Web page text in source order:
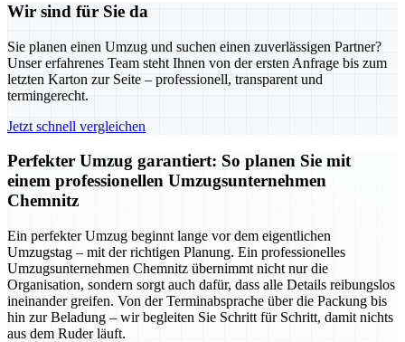
Wir sind für Sie da
Sie planen einen Umzug und suchen einen zuverlässigen Partner?
Unser erfahrenes Team steht Ihnen von der ersten Anfrage bis zum
letzten Karton zur Seite – professionell, transparent und
termingerecht.
Jetzt schnell vergleichen
Perfekter Umzug garantiert: So planen Sie mit
einem professionellen Umzugsunternehmen
Chemnitz
Ein perfekter Umzug beginnt lange vor dem eigentlichen
Umzugstag – mit der richtigen Planung. Ein professionelles
Umzugsunternehmen Chemnitz übernimmt nicht nur die
Organisation, sondern sorgt auch dafür, dass alle Details reibungslos
ineinander greifen. Von der Terminabsprache über die Packung bis
hin zur Beladung – wir begleiten Sie Schritt für Schritt, damit nichts
aus dem Ruder läuft.